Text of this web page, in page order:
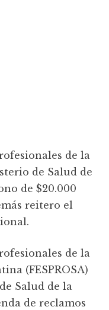
de la
de Salud de
de $20.000
reitero el
de la
(FESPROSA)
Salud de la
de reclamos